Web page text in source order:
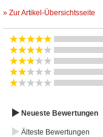
» Zur Artikel-Übersichtsseite
Neueste Bewertungen
Älteste Bewertungen